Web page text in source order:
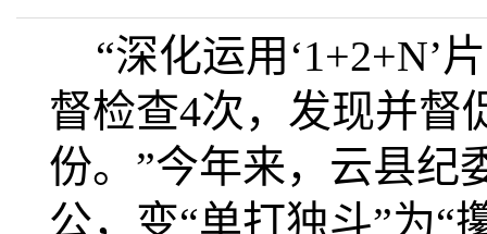
“深化运用‘1+2+N’
督检查4次，发现并督
份。”今年来，云县纪
公，变“单打独斗”为“